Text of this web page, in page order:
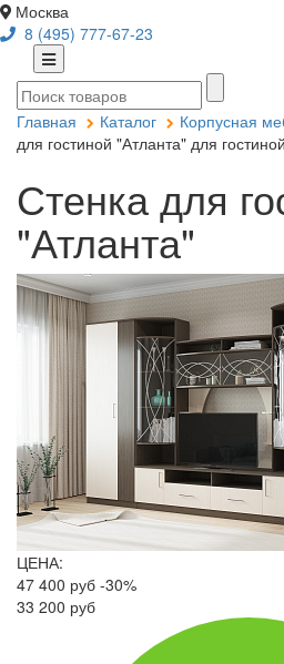
Москва
8 (495) 777-67-23
Главная Каталог Корпусная
для гостиной "Атланта" для
Стенка для
"Атланта"
ЦЕНА:
47 400 руб -30%
33 200 руб